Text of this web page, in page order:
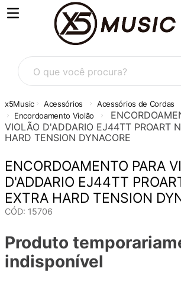
O que você procura?
Acessórios Acessórios de Cordas
Encordoamento Violão
VIOLÃO D'ADDARIO EJ44TT PROART
HARD TENSION DYNACORE
ENCORDOAMENTO PARA
D'ADDARIO EJ44TT
EXTRA HARD TENSION
CÓD: 15706
Produto
indisponível